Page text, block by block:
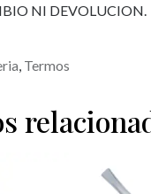
NI DEVOLUCION.
, Termos